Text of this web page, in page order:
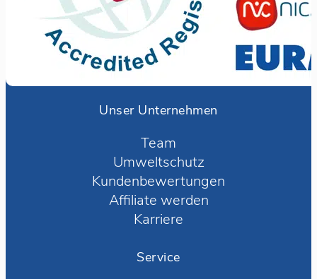
Unser Unternehmen
Team
Umweltschutz
Kundenbewertungen
Affiliate werden
Karriere
Service